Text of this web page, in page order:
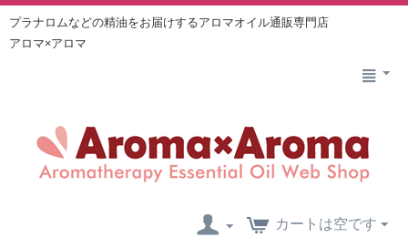
プラナロムなどの精油をお届けするアロマオイル通販専門店
アロマ×アロマ
カートは空です